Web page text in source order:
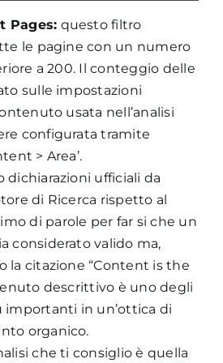
Pages: questo filtro
le pagine con un numero
a 200. Il conteggio delle
sulle impostazioni
usata nell’analisi
configurata tramite
> Area’.
dichiarazioni ufficiali da
di Ricerca rispetto al
di parole per far si che un
considerato valido ma,
la citazione “Content is the
descrittivo è uno degli
in un’ottica di
organico.
che ti consiglio è quella